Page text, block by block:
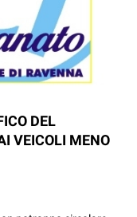
DEL
VEICOLI MENO